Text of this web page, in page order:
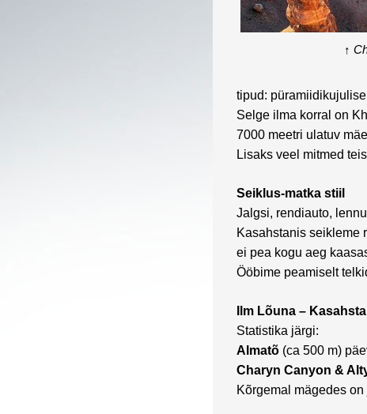
↑
tipud:
Selge ilma korral on
7000 meetri ulatuv
Lisaks veel mitmed
Seiklus-matka stiil
Jalgsi, rendiauto,
Kasahstanis seikleme
ei pea kogu aeg
Ööbime peamiselt
Ilm Lõuna –
Statistika järgi:
Almatõ (ca 500 m)
Charyn Canyon &
Kõrgemal mägedes